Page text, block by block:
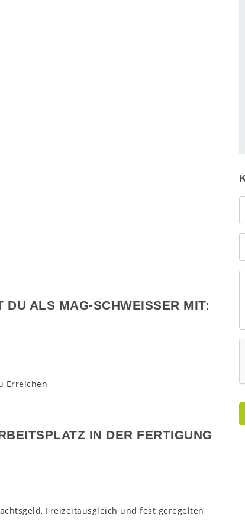
DU ALS MAG-SCHWEISSER MIT:
Erreichen
IN DER FERTIGUNG
Freizeitausgleich und fest geregelten